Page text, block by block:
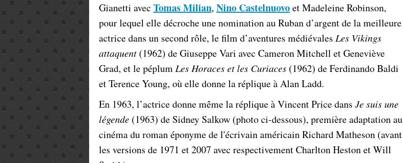
Gianetti avec Tomas Milian, Nino Castelnuovoet Madeleine Robinson,
pour lequel elle décroche une nomination au Ruban d’argent de la meilleure
actrice dans un second rôle, le film d’aventures médiévales Les Vikings
attaquent (1962) de Giuseppe Vari avec Cameron Mitchell et Geneviève
Grad, et le péplum Les Horaces et les Curiaces (1962) de Ferdinando Baldi
et Terence Young, où elle donne la réplique à Alan Ladd.
En 1963, l’actrice donne même la réplique à Vincent Price dans Je suis une
légende (1963) de Sidney Salkow (photo ci-dessous), première adaptation au
cinéma du roman éponyme de l'écrivain américain Richard Matheson (avant
les versions de 1971 et 2007 avec respectivement Charlton Heston et Will